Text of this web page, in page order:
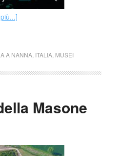
A NANNA, ITALIA, MUSEI
Masone